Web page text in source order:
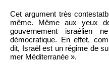
Cet argument très
même. Même aux yeux
gouvernement israélien
démocratique. En effet,
dit, Israël est un régime de
mer Méditerranée ».